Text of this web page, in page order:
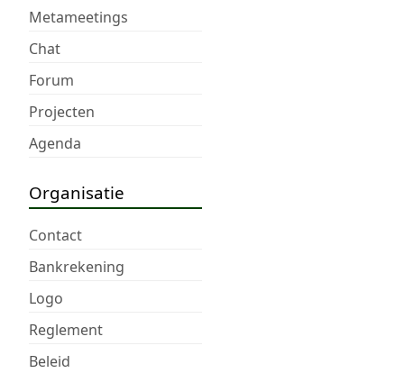
Metameetings
Chat
Forum
Projecten
Agenda
Organisatie
Contact
Bankrekening
Logo
Reglement
Beleid